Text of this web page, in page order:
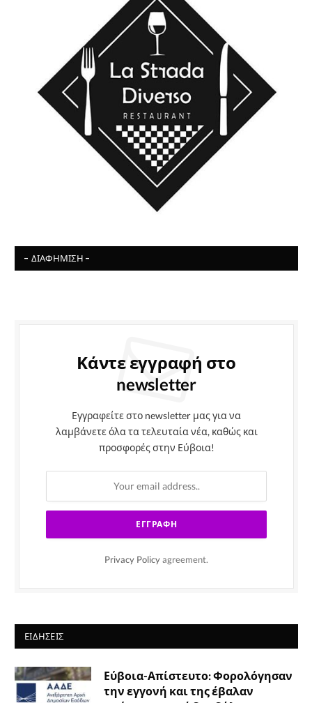
- ΔΙΑΦΉΜΙΣΗ -
Κάντε εγγραφή στο
newsletter
Εγγραφείτε στο newsletter μας για να
λαμβάνετε όλα τα τελευταία νέα, καθώς και
προσφορές στην Εύβοια!
Privacy Policy agreement.
ΕΙΔΉΣΕΙΣ
Εύβοια-Απίστευτο: Φορολόγησαν
την εγγονή και της έβαλαν